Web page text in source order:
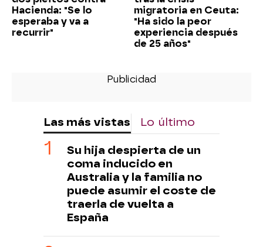
Hacienda: "Se lo
esperaba y va a
recurrir"
migratoria en Ceuta:
"Ha sido la peor
experiencia después
de 25 años"
Las más vistas Lo último
Su hija despierta de un
coma inducido en
Australia y la familia no
puede asumir el coste de
traerla de vuelta a
España